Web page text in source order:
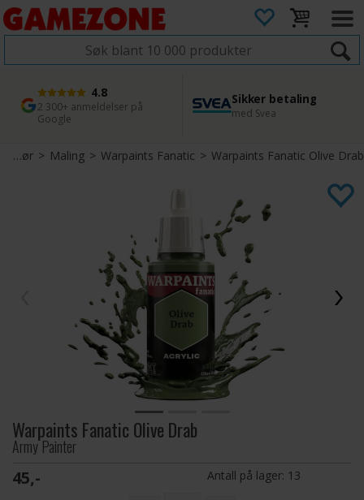
4.8
2 300+ anmeldelser på
Google
Sikker betaling
med Svea
1 dags levering
Bestill innen kl. 12
45 dager returfrist
Enkel retur
Tilbehør> Maling>Warpaints Fanatic>Warpaints Fanatic Olive Drab
Warpaints Fanatic Olive Drab
Army Painter
45,- Antall på lager: 13